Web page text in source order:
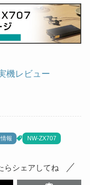
機レビュー
報 NW-ZX707
らシェアしてね